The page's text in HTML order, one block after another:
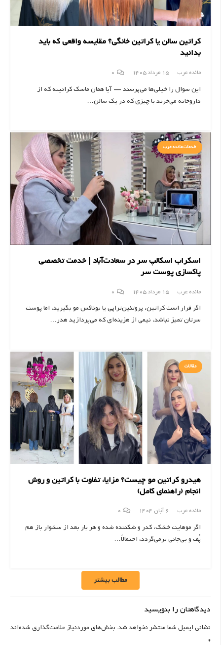
کراتین سالن یا کراتین خانگی؟ مقایسه واقعی که باید
بدانید
مائده عرب 15 مرداد 1405 0
این سوال را خیلی‌ها می‌پرسند — آیا همان ماسک کراتینه که از
داروخانه می‌خرند با چیزی که در یک سالن…
خدمات مائده عرب
اسکراب اسکالپ سر در سعادت‌آباد | خدمت تخصصی
پاکسازی پوست سر
مائده عرب 15 مرداد 1405 0
اگر قرار است کراتین، پروتئین‌تراپی یا بوتاکس مو بگیرید، اما پوست
سرتان تمیز نباشد، نیمی از هزینه‌ای که می‌پردازید هدر…
مقالات
هیدرو کراتین مو چیست؟ مزایا، تفاوت با کراتین و روش
انجام (راهنمای کامل)
مائده عرب 6 آبان 1404 0
اگر موهایت خشک، کدر و شکننده شده و هر بار بعد از سشوار باز هم
پُف و بی‌جانی برمی‌گردد، احتمالاً…
مطالب بیشتر
دیدگاهتان را بنویسید
نشانی ایمیل شما منتشر نخواهد شد.بخش‌های موردنیاز علامت‌گذاری شده‌اند
*